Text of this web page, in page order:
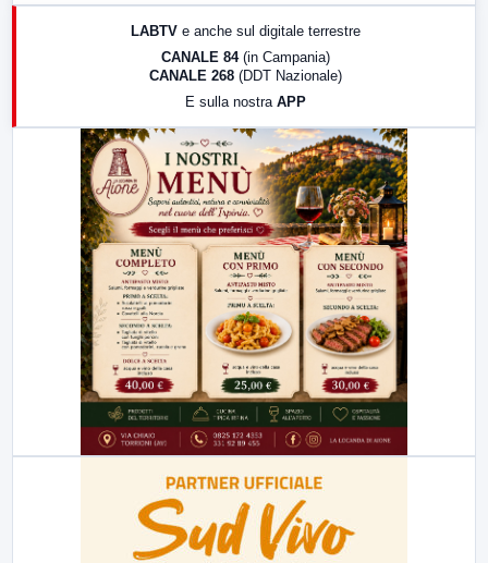
LabNews (replica)
LABTV e anche sul digitale terrestre
CANALE 84 (in Campania)
CANALE 268 (DDT Nazionale)
E sulla nostra APP